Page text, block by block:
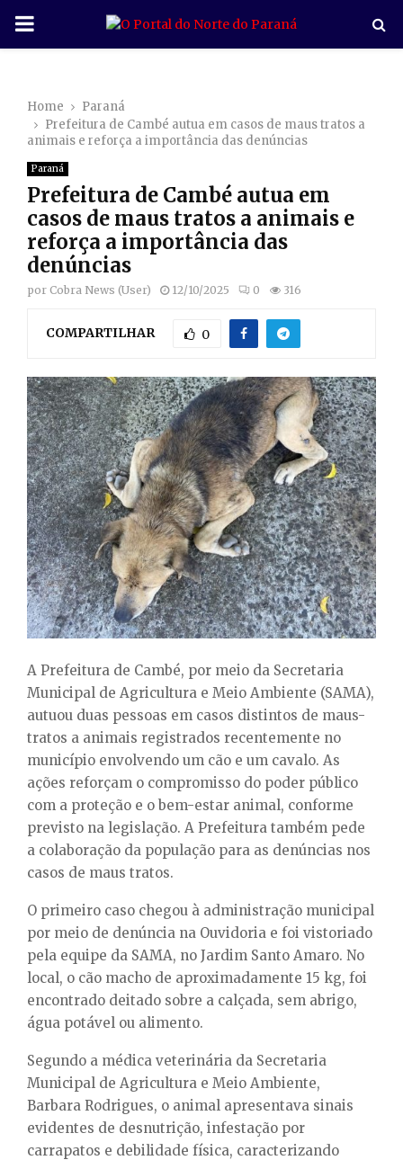
P
M
A
R
E
N
U
Home
Paraná
Prefeitura de Cambé autua em casos de maus tratos a
animais e reforça a importância das denúncias
Paraná
Prefeitura de Cambé autua em
casos de maus tratos a animais e
reforça a importância das
denúncias
por Cobra News (User) 12/10/2025 0 316
COMPARTILHAR 0
A Prefeitura de Cambé, por meio da Secretaria
Municipal de Agricultura e Meio Ambiente (SAMA),
autuou duas pessoas em casos distintos de maus-
tratos a animais registrados recentemente no
município envolvendo um cão e um cavalo. As
ações reforçam o compromisso do poder público
com a proteção e o bem-estar animal, conforme
previsto na legislação. A Prefeitura também pede
a colaboração da população para as denúncias nos
casos de maus tratos.
O primeiro caso chegou à administração municipal
por meio de denúncia na Ouvidoria e foi vistoriado
pela equipe da SAMA, no Jardim Santo Amaro. No
local, o cão macho de aproximadamente 15 kg, foi
encontrado deitado sobre a calçada, sem abrigo,
água potável ou alimento.
Segundo a médica veterinária da Secretaria
Municipal de Agricultura e Meio Ambiente,
Barbara Rodrigues, o animal apresentava sinais
evidentes de desnutrição, infestação por
carrapatos e debilidade física, caracterizando